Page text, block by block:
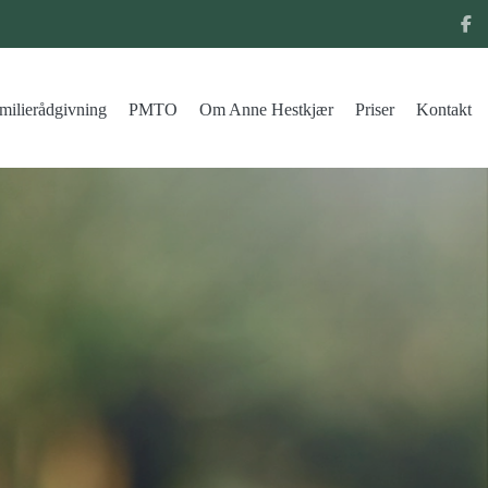
PMTO Om Anne Hestkjær Priser Kontakt